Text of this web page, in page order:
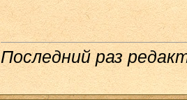
Последний раз